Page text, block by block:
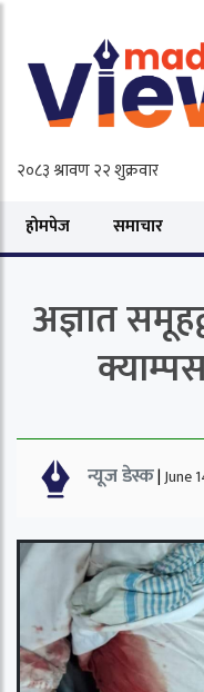
होमपेज समाचार
अज्ञात
न्यूज डेस्क|June